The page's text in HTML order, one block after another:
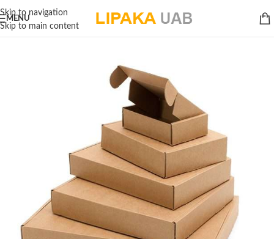
Skip to navigation
Skip to main content
MENU